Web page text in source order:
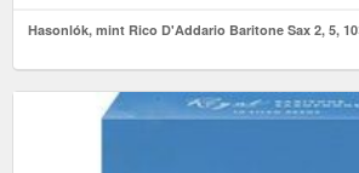
Hasonlók, mint Rico D'Addario Baritone Sax 2, 5, 10